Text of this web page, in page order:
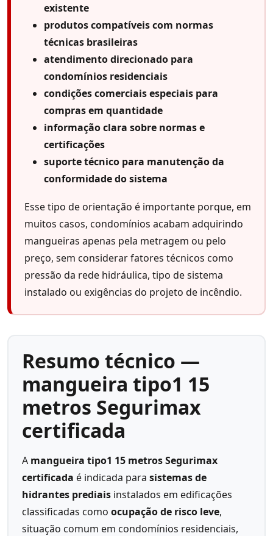
existente
produtos compatíveis com normas
técnicas brasileiras
atendimento direcionado para
condomínios residenciais
condições comerciais especiais para
compras em quantidade
informação clara sobre normas e
certificações
suporte técnico para manutenção da
conformidade do sistema
Esse tipo de orientação é importante porque, em
muitos casos, condomínios acabam adquirindo
mangueiras apenas pela metragem ou pelo
preço, sem considerar fatores técnicos como
pressão da rede hidráulica, tipo de sistema
instalado ou exigências do projeto de incêndio.
Resumo técnico —
mangueira tipo1 15
metros Segurimax
certificada
A mangueira tipo1 15 metros Segurimax
certificada é indicada para sistemas de
hidrantes prediais instalados em edificações
classificadas como ocupação de risco leve,
situação comum em condomínios residenciais,